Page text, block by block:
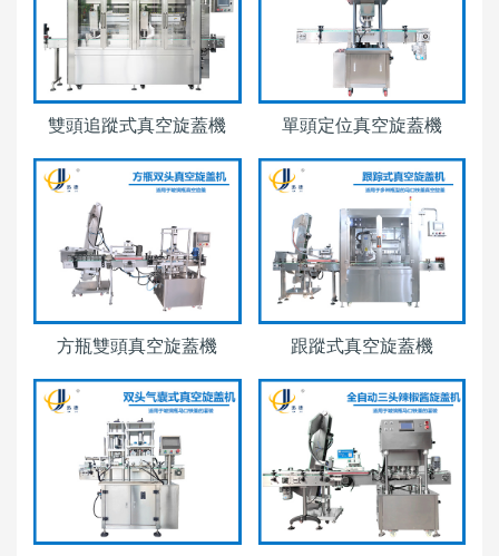
雙頭追蹤式真空旋蓋機 單頭定位真空旋蓋機
方瓶雙頭真空旋蓋機 跟蹤式真空旋蓋機